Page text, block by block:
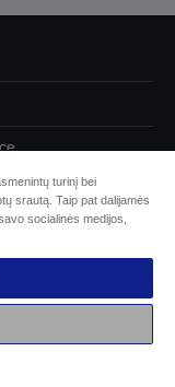
m.
turinį bei
srautą. Taip pat dalijamės
socialinės medijos,